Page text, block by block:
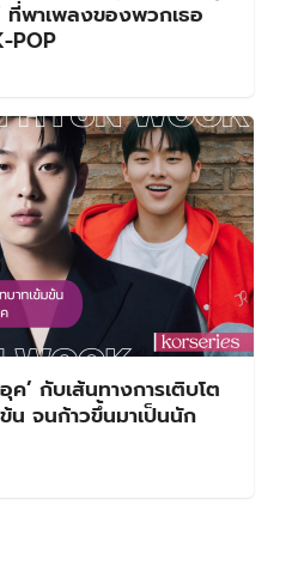
ที่พาเพลงของพวกเธอ
POP
ค’ กับเส้นทางการเติบโต
น จนก้าวขึ้นมาเป็นนัก